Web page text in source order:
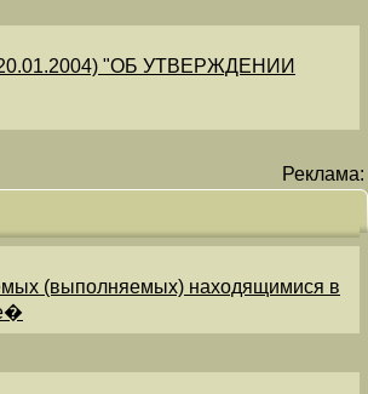
20.01.2004) "ОБ УТВЕРЖДЕНИИ
Реклама:
(выполняемых) находящимися в